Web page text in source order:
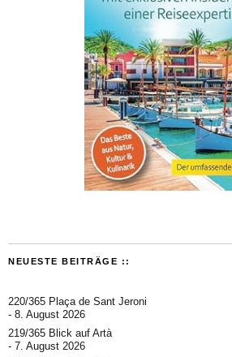
NEUESTE BEITRÄGE ::
220/365 Plaça de Sant Jeroni
8. August 2026
219/365 Blick auf Artà
7. August 2026